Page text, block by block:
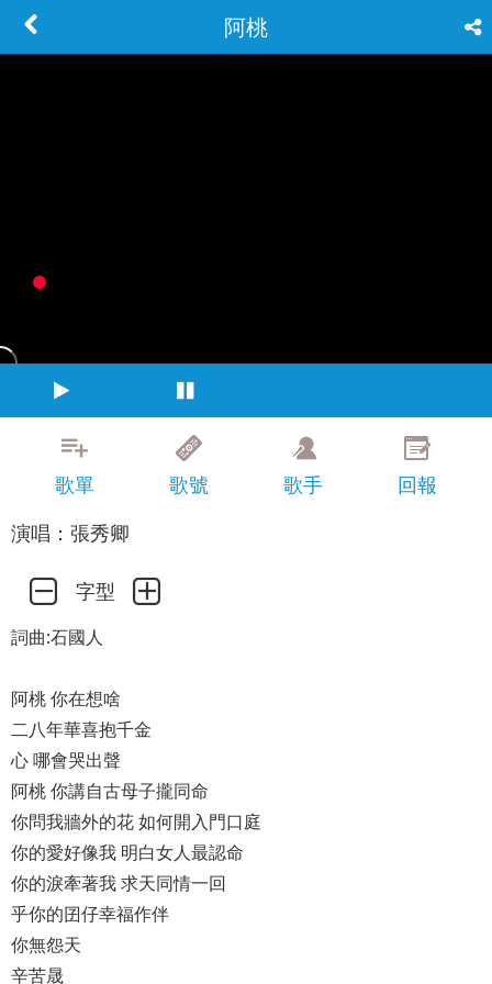
阿桃
歌單 歌號 歌手
回報
演唱：張秀卿
字型
詞曲:石國人
阿桃 你在想啥
二八年華喜抱千金
心 哪會哭出聲
阿桃 你講自古母子攏同命
你問我牆外的花 如何開入門口庭
你的愛好像我 明白女人最認命
你的淚牽著我 求天同情一回
乎你的囝仔幸福作伴
你無怨天
辛苦晟